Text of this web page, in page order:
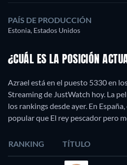
PAÍS DE PRODUCCIÓN
Estonia, Estados Unidos
¿CUÁL ES LA POSICIÓN
Azrael está en el puesto 5330 en
Streaming de JustWatch hoy. La
los rankings desde ayer. En
popular que El rey pescador pero
RANKING TÍTULO